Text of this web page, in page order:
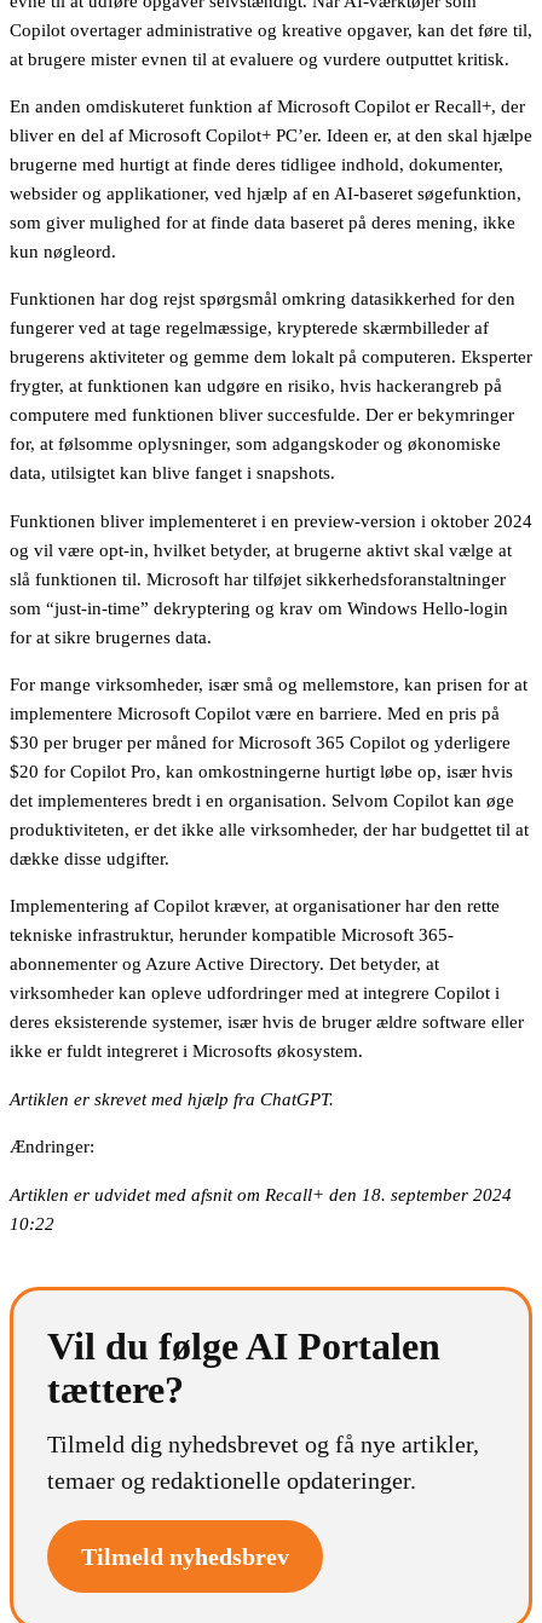
Copilot overtager administrative og kreative opgaver, kan det føre til,
at brugere mister evnen til at evaluere og vurdere outputtet kritisk.
En anden omdiskuteret funktion af Microsoft Copilot er Recall+, der
bliver en del af Microsoft Copilot+ PC’er. Ideen er, at den skal hjælpe
brugerne med hurtigt at finde deres tidligee indhold, dokumenter,
websider og applikationer, ved hjælp af en AI-baseret søgefunktion,
som giver mulighed for at finde data baseret på deres mening, ikke
kun nøgleord.
Funktionen har dog rejst spørgsmål omkring datasikkerhed for den
fungerer ved at tage regelmæssige, krypterede skærmbilleder af
brugerens aktiviteter og gemme dem lokalt på computeren. Eksperter
frygter, at funktionen kan udgøre en risiko, hvis hackerangreb på
computere med funktionen bliver succesfulde. Der er bekymringer
for, at følsomme oplysninger, som adgangskoder og økonomiske
data, utilsigtet kan blive fanget i snapshots.
Funktionen bliver implementeret i en preview-version i oktober 2024
og vil være opt-in, hvilket betyder, at brugerne aktivt skal vælge at
slå funktionen til. Microsoft har tilføjet sikkerhedsforanstaltninger
som “just-in-time” dekryptering og krav om Windows Hello-login
for at sikre brugernes data.
For mange virksomheder, især små og mellemstore, kan prisen for at
implementere Microsoft Copilot være en barriere. Med en pris på
$30 per bruger per måned for Microsoft 365 Copilot og yderligere
$20 for Copilot Pro, kan omkostningerne hurtigt løbe op, især hvis
det implementeres bredt i en organisation. Selvom Copilot kan øge
produktiviteten, er det ikke alle virksomheder, der har budgettet til at
dække disse udgifter.
Implementering af Copilot kræver, at organisationer har den rette
tekniske infrastruktur, herunder kompatible Microsoft 365-
abonnementer og Azure Active Directory. Det betyder, at
virksomheder kan opleve udfordringer med at integrere Copilot i
deres eksisterende systemer, især hvis de bruger ældre software eller
ikke er fuldt integreret i Microsofts økosystem.
Artiklen er skrevet med hjælp fra ChatGPT.
Ændringer:
Artiklen er udvidet med afsnit om Recall+ den 18. september 2024
10:22
Vil du følge AI Portalen
tættere?
Tilmeld dig nyhedsbrevet og få nye artikler,
temaer og redaktionelle opdateringer.
Tilmeld nyhedsbrev